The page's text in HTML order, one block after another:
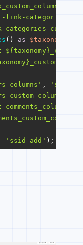
link-
() as $taxonomy
,
'ssid_add' );